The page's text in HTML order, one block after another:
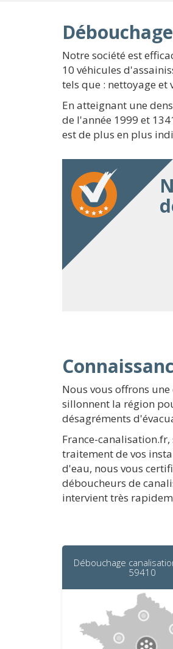
Notre société est
10 véhicules
tels que : nettoyage et
En atteignant une
de l'année 1999 et
est de plus en plus
Nous vous offrons
sillonnent la région
désagréments
France-
traitement de vos
d'eau, nous vous
déboucheurs de
intervient très
Débouchage
59410